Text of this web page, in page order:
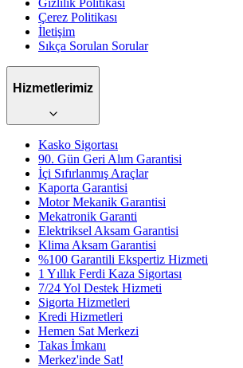
Gizlilik Politikası
Çerez Politikası
İletişim
Sıkça Sorulan Sorular
Hizmetlerimiz
Kasko Sigortası
90. Gün Geri Alım Garantisi
İçi Sıfırlanmış Araçlar
Kaporta Garantisi
Motor Mekanik Garantisi
Mekatronik Garanti
Elektriksel Aksam Garantisi
Klima Aksam Garantisi
%100 Garantili Ekspertiz Hizmeti
1 Yıllık Ferdi Kaza Sigortası
7/24 Yol Destek Hizmeti
Sigorta Hizmetleri
Kredi Hizmetleri
Hemen Sat Merkezi
Takas İmkanı
Merkez'inde Sat!